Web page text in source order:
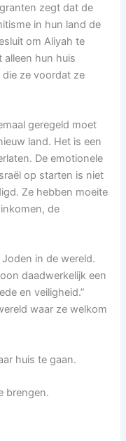
zegt dat de
in hun land de
om Aliyah te
alleen hun huis
ze voordat ze
geregeld moet
land. Het is een
De emotionele
op starten is niet
Ze hebben moeite
de
in de wereld.
daadwerkelijk een
en veiligheid.”
waar ze welkom
huis te gaan.
brengen.